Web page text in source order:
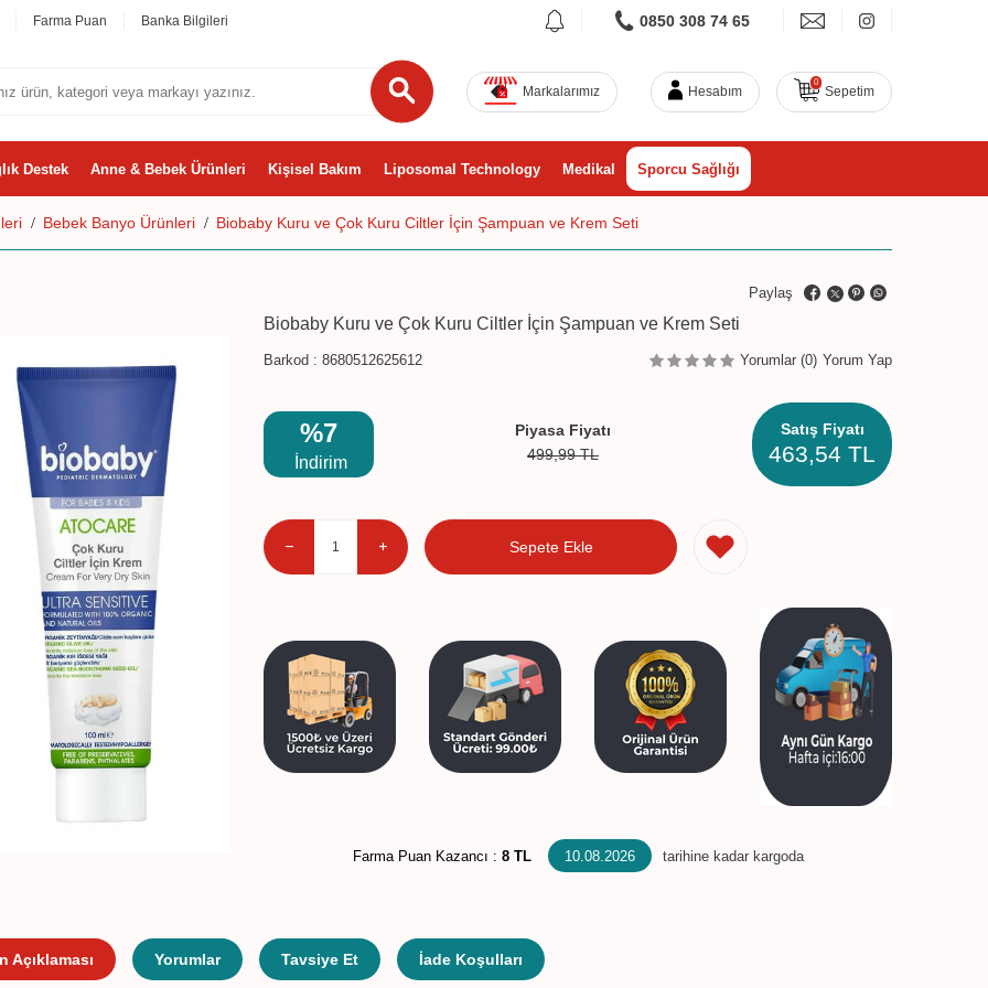
Farma Puan Banka Bilgileri 0850 308 74 65
Markalarımız Hesabım
0
Sepetim
Destek Anne & Bebek Ürünleri Kişisel Bakım Liposomal Technology Medikal Sporcu Sağlığı
Bebek Banyo Ürünleri Biobaby Kuru ve Çok Kuru Ciltler İçin Şampuan ve Krem Seti
Paylaş
Biobaby Kuru ve Çok Kuru Ciltler İçin Şampuan ve Krem Seti
Barkod : 8680512625612 Yorumlar (0) Yorum Yap
%7
İndirim
Piyasa Fiyatı
499,99TL
Satış Fiyatı
463,54 TL
Sepete Ekle
Farma Puan Kazancı : 8 TL 10.08.2026 tarihine kadar kargoda
Açıklaması Yorumlar Tavsiye Et İade Koşulları